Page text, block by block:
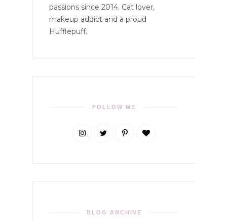
passions since 2014. Cat lover,
makeup addict and a proud
Hufflepuff.
FOLLOW ME
BLOG ARCHIVE